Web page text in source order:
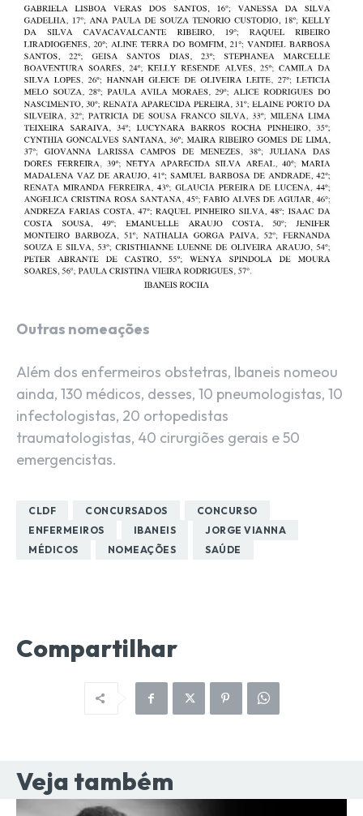
Outras nomeações
Além dos enfermeiros obstetras, Ibaneis nomeou
ainda, 130 médicos, desses, 10 pneumologistas, 10
infectologistas, 20 ortopedistas
traumatologistas, 40 cirurgiões gerais e 50
emergencistas.
CLDF CONCURSADOS
CONCURSO
ENFERMEIROS
IBANEIS
JORGE VIANNA
MÉDICOS
NOMEAÇÕES SAÚDE
Compartilhar
Veja também